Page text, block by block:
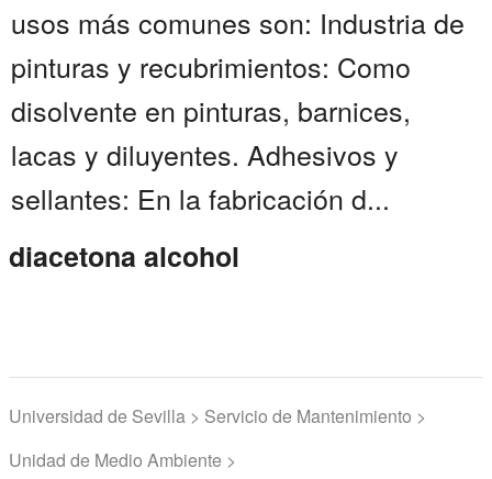
usos más comunes son: Industria de
pinturas y recubrimientos: Como
disolvente en pinturas, barnices,
lacas y diluyentes. Adhesivos y
sellantes: En la fabricación d...
diacetona alcohol
Universidad de Sevilla > Servicio de Mantenimiento >
Unidad de Medio Ambiente >